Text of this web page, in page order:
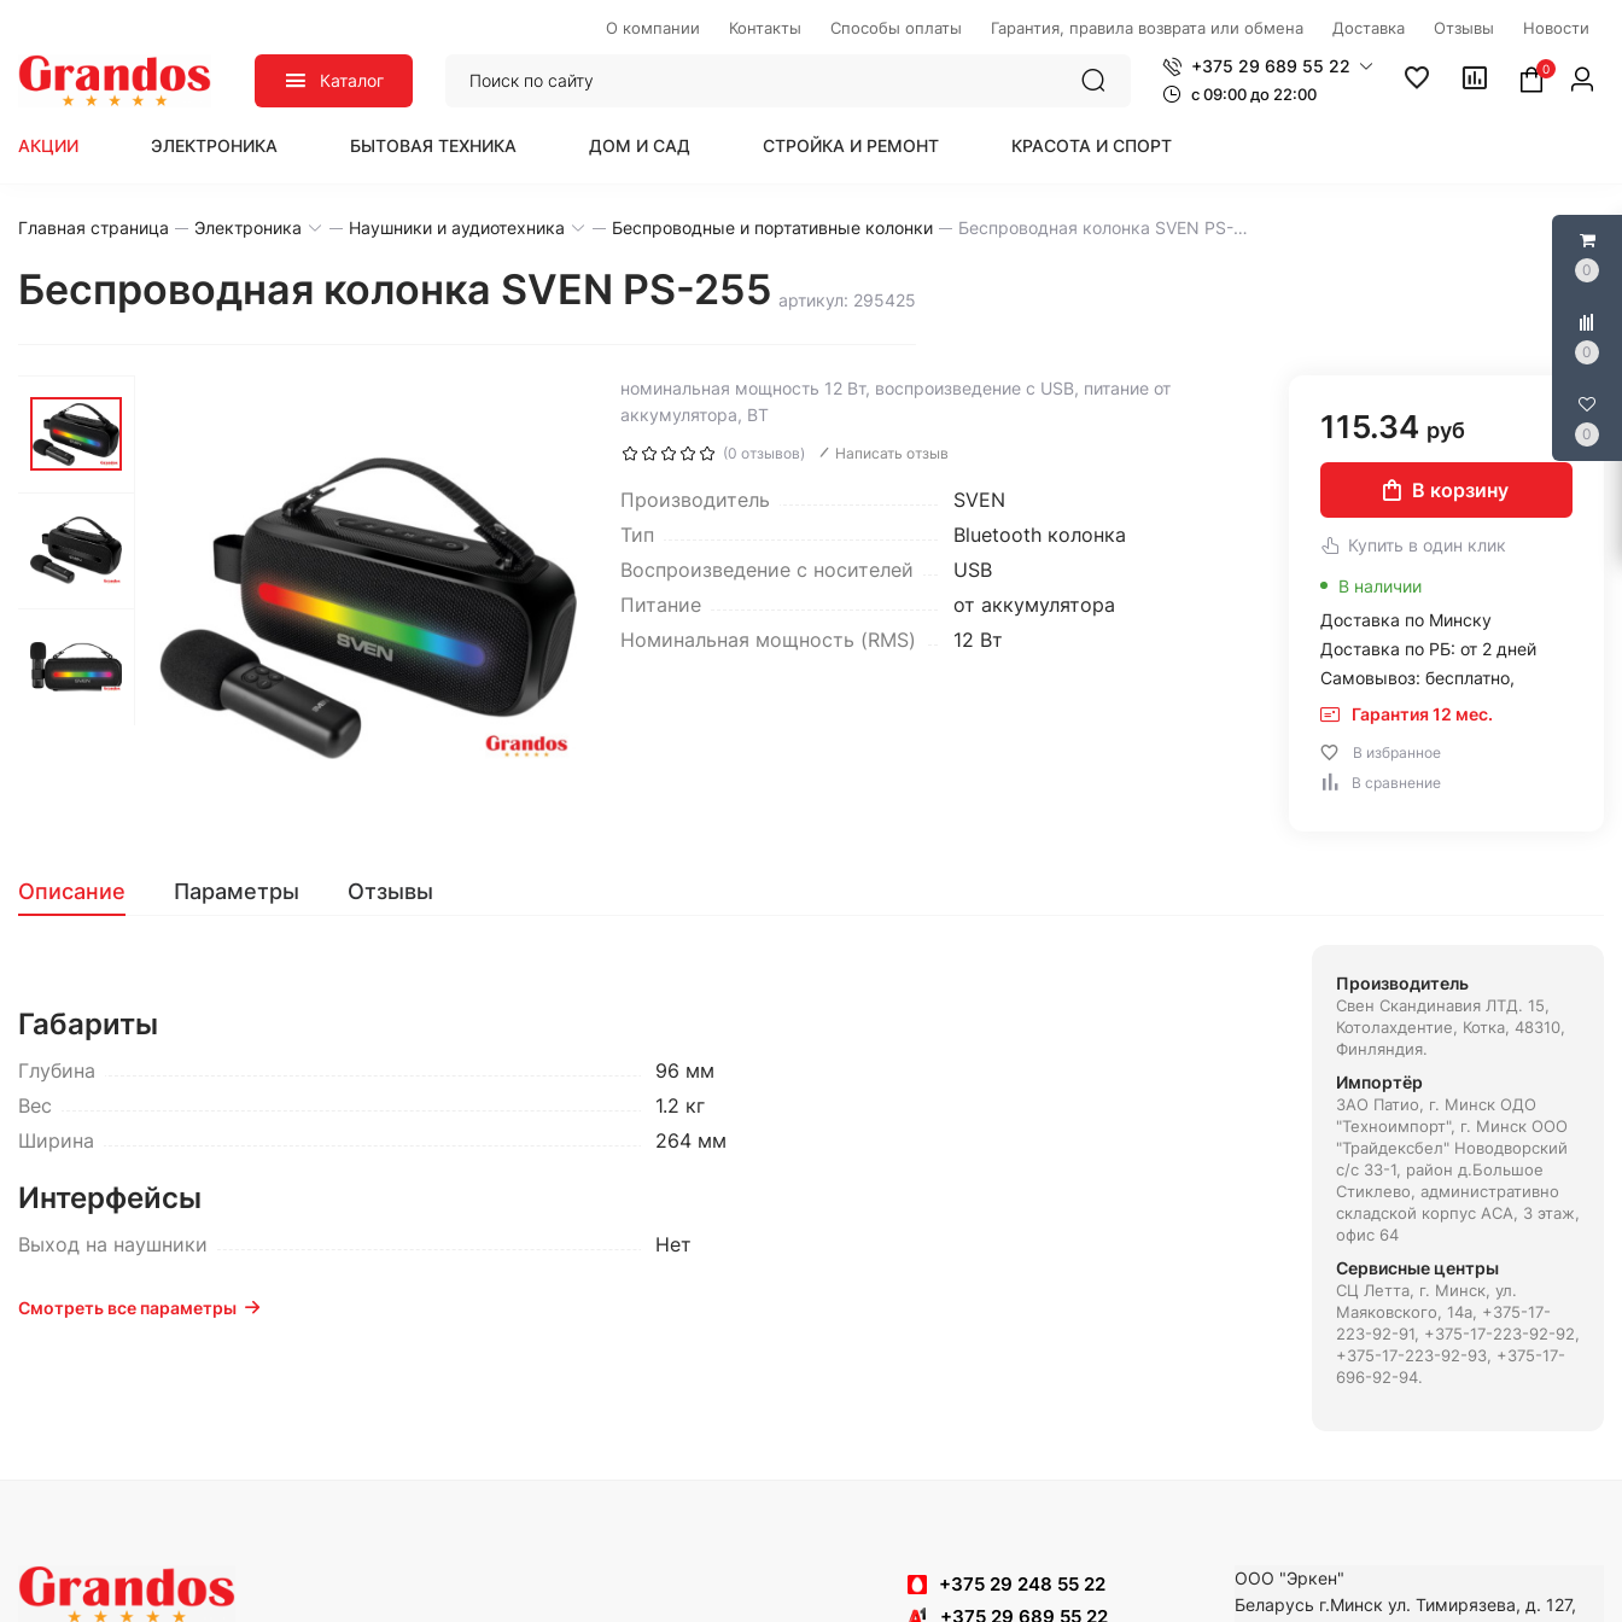
0
0
0
О компании Контакты Способы оплаты Гарантия, правила возврата или обмена Доставка Отзывы Новости
Каталог
+375 29 689 55 22
c 09:00 до 22:00
0
АКЦИИ ЭЛЕКТРОНИКА БЫТОВАЯ ТЕХНИКА ДОМ И САД СТРОЙКА И РЕМОНТ КРАСОТА И СПОРТ
Главная страница Электроника Наушники и аудиотехника Беспроводные и портативные колонки Беспроводная колонка SVEN PS-255
Беспроводная колонка SVEN PS-255 артикул: 295425
номинальная мощность 12 Вт, воспроизведение с USB, питание от
аккумулятора, BT
(0 отзывов) Написать отзыв
Производитель
SVEN
Тип
Bluetooth колонка
Воспроизведение с носителей
USB
Питание
от аккумулятора
Номинальная мощность (RMS)
12 Вт
115.34 руб
В корзину
Купить в один клик
В наличии
Доставка по Минску
Доставка по РБ: от 2 дней
Самовывоз: бесплатно,
Гарантия 12 мес.
В избранное
В сравнение
Описание Параметры Отзывы
Габариты
Глубина
96 мм
Вес
1.2 кг
Ширина
264 мм
Интерфейсы
Выход на наушники Нет
Смотреть все параметры
Производитель
Свен Скандинавия ЛТД. 15,
Котолахдентие, Котка, 48310,
Финляндия.
Импортёр
ЗАО Патио, г. Минск ОДО
"Техноимпорт", г. Минск ООО
"Трайдексбел" Новодворский
с/с 33-1, район д.Большое
Стиклево, административно
складской корпус АСА, 3 этаж,
офис 64
Сервисные центры
СЦ Летта, г. Минск, ул.
Маяковского, 14а, +375-17-
223-92-91, +375-17-223-92-92,
+375-17-223-92-93, +375-17-
696-92-94.
+375 29 248 55 22
+375 29 689 55 22
ООО "Эркен"
Беларусь г.Минск ул. Тимирязева, д. 127,